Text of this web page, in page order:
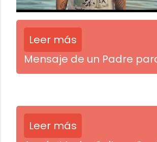
Leer más
Mensaje de un Padre
Leer más